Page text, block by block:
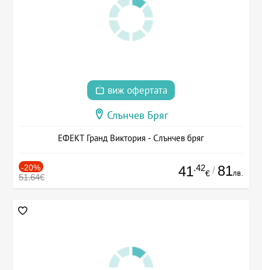
виж офертата
Слънчев Бряг
ЕФЕКТ Гранд Виктория - Слънчев бряг
-20%
51.64€ 41.42
€ / 81лв.